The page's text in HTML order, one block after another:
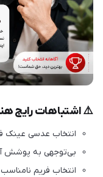
⚠️ اشتباهات رایج
انتخاب عدسی عینک
بی‌توجهی به پوشش
انتخاب فریم